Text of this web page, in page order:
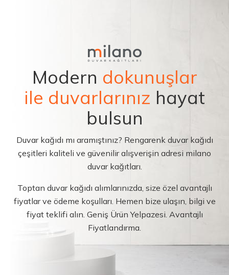
Modern dokunuşlar
ile duvarlarınız hayat
bulsun
Duvar kağıdı mı aramıştınız? Rengarenk duvar kağıdı
çeşitleri kaliteli ve güvenilir alışverişin adresi milano
duvar kağıtları.
Toptan duvar kağıdı alımlarınızda, size özel avantajlı
fiyatlar ve ödeme koşulları. Hemen bize ulaşın, bilgi ve
fiyat teklifi alın. Geniş Ürün Yelpazesi. Avantajlı
Fiyatlandırma.